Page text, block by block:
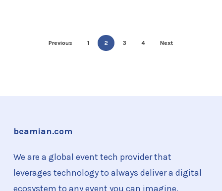
Previous 1 2 3 4 Next
beamian.com
We are a global event tech provider that
leverages technology to always deliver a digital
ecosystem to any event you can imagine.